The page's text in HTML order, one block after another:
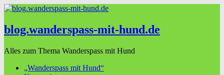
blog.wanderspass-mit-hund.de
Alles zum Thema Wanderspass mit Hund
„Wanderspass mit Hund“